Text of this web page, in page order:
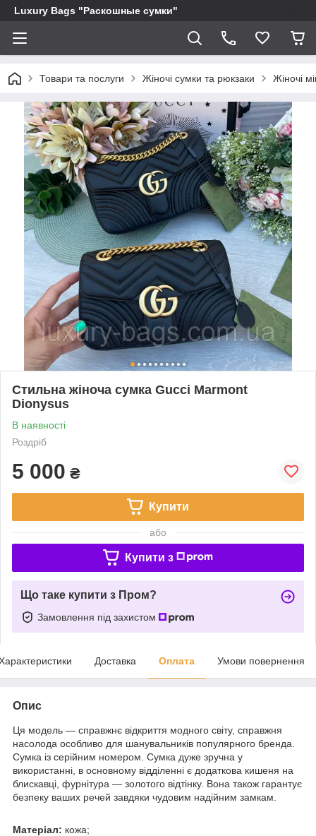
Luxury Bags "Раскошные сумки"
Товари та послуги Жіночі сумки та рюкзаки Жіночі
Стильна жіноча сумка Gucci Marmont
Dionysus
В наявності
Роздріб
5 000 ₴
Купити
або
Купити з
Що таке купити з Пром?
Замовлення під захистом
Доставка Оплата Умови повернення
Опис
Ця модель — справжнє відкриття модного світу, справжня
насолода особливо для шанувальників популярного бренда.
Сумка із серійним номером. Сумка дуже зручна у
використанні, в основному відділенні є додаткова кишеня на
блискавці, фурнітура — золотого відтінку. Вона також гарантує
безпеку ваших речей завдяки чудовим надійним замкам.
Матеріал: кожа;